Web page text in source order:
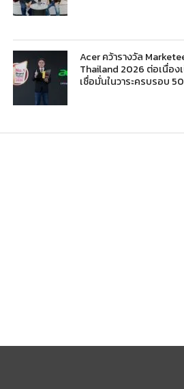
Acer คว้ารางวัล
Thailand 2026 ต่อเนื่อง
เชื่อมั่นในวาระครบรอบ